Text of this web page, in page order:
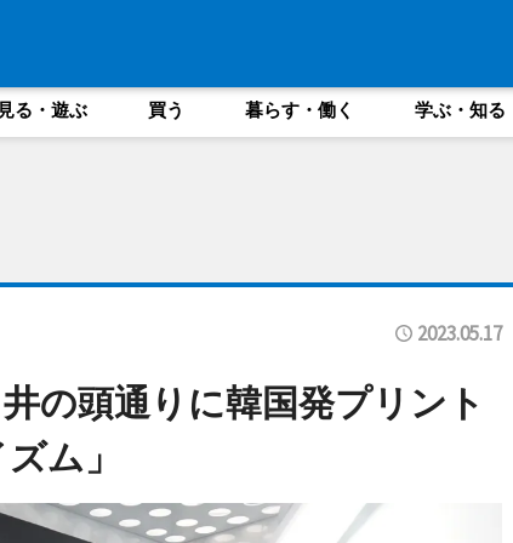
見る・遊ぶ 買う 暮らす・働く 学ぶ・知る
2023.05.17
の頭通りに韓国発プリント
ム」